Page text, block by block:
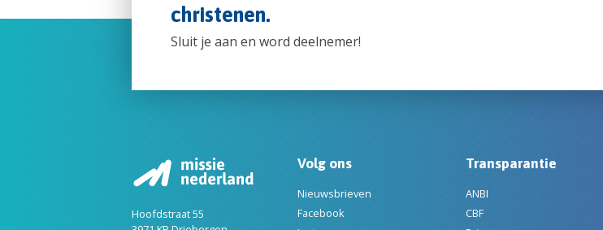
christenen.
Sluit je aan en word deelnemer!
Hoofdstraat 55
Volg ons
Nieuwsbrieven
Facebook
Transparantie
ANBI
CBF